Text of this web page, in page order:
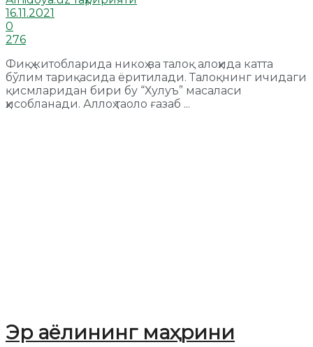
16.11.2021
0
276
Фиқҳ китобларида никоҳ ва талоқ алоҳида катта
бўлим тариқасида ёритилади. Талоқнинг ичидаги
қисмларидан бири бу “Хулуъ” масаласи
ҳисобланади. Аллоҳ таоло ғазаб ...
Эр аёлининг маҳрини